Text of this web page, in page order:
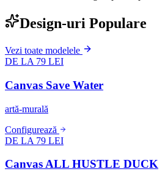
Design-uri Populare
Vezi toate modelele
DE LA 79 LEI
Canvas Save Water
artă-murală
Configurează
DE LA 79 LEI
Canvas ALL HUSTLE DUCK